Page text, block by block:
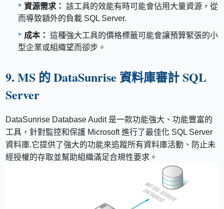
資源需求： 該工具的效能有時可能會佔用大量資源，從
而導致額外的負載 SQL Server.
成本： 這種強大工具的價格標籤可能會讓預算緊張的小
型企業或組織望而卻步。
9. MS 的 DataSunrise 資料庫審計 SQL
Server
DataSunrise Database Audit 是一款功能強大、功能豐富的
工具，針對監控和保護 Microsoft 進行了最佳化 SQL Server
資料庫.它提供了強大的功能來追蹤所有資料庫活動、防止未
經授權的存取並幫助組織滿足合規性要求。